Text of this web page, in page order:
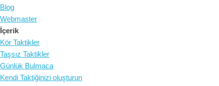
Blog
Webmaster
İçerik
Kör Taktikler
Taşsız Taktikler
Günlük Bulmaca
Kendi Taktiğinizi oluşturun